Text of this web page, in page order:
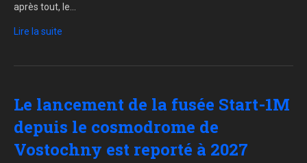
après tout, le…
Lire la suite
Le lancement de la fusée Start-1M
depuis le cosmodrome de
Vostochny est reporté à 2027